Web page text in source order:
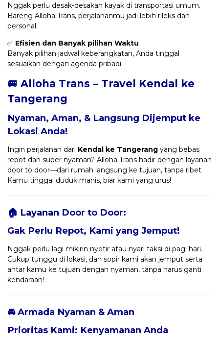
Nggak perlu desak-desakan kayak di transportasi umum.
Bareng Alloha Trans, perjalananmu jadi lebih rileks dan
personal.
✅ Efisien dan Banyak pilihan Waktu
Banyak pilihan jadwal keberangkatan, Anda tinggal
sesuaikan dengan agenda pribadi.
🚐 Alloha Trans – Travel Kendal ke
Tangerang
Nyaman, Aman, & Langsung Dijemput ke
Lokasi Anda!
Ingin perjalanan dari Kendal ke Tangerang yang bebas
repot dan super nyaman? Alloha Trans hadir dengan layanan
door to door—dari rumah langsung ke tujuan, tanpa ribet.
Kamu tinggal duduk manis, biar kami yang urus!
🏠 Layanan Door to Door:
Gak Perlu Repot, Kami yang Jemput!
Nggak perlu lagi mikirin nyetir atau nyari taksi di pagi hari.
Cukup tunggu di lokasi, dan sopir kami akan jemput serta
antar kamu ke tujuan dengan nyaman, tanpa harus ganti
kendaraan!
🚘 Armada Nyaman & Aman
Prioritas Kami: Kenyamanan Anda